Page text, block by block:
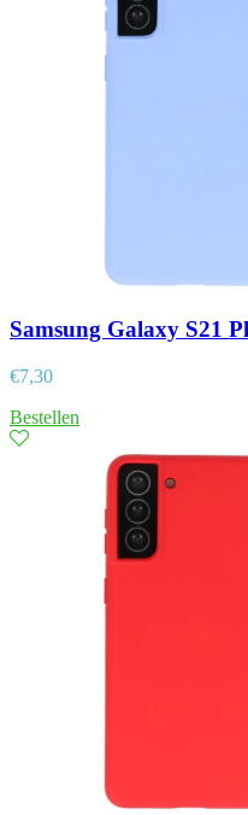
Samsung Galaxy S21
€7,30
Bestellen